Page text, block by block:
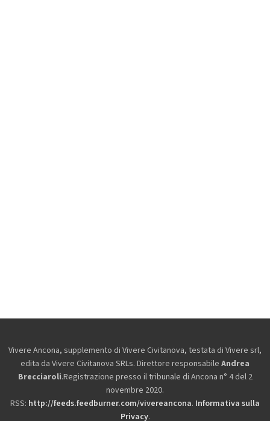
Vivere Ancona, supplemento di Vivere Civitanova, testata di Vivere srl,
edita da Vivere Civitanova SRLs. Direttore responsabile Andrea
Brecciaroli.Registrazione presso il tribunale di Ancona n° 4 del 2
novembre 2020.
RSS: http://feeds.feedburner.com/vivereancona. Informativa sulla
Privacy.